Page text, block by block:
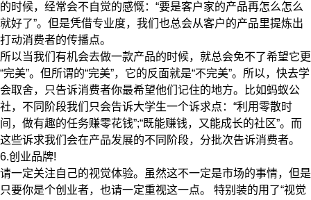
的时候，经常会不自觉的感慨：“要是客户家的产品再怎么怎么
就好了”。但是凭借专业度，我们也总会从客户的产品里提炼出
打动消费者的传播点。
所以当我们有机会去做一款产品的时候，就总会免不了希望它更
“完美”。但所谓的“完美”，它的反面就是“不完美”。所以，快去学
会取舍，只告诉消费者你最希望他们记住的地方。比如蚂蚁公
社，不同阶段我们只会告诉大学生一个诉求点：“利用零散时
间，做有趣的任务赚零花钱”;“既能赚钱，又能成长的社区”。而
这些诉求我们会在产品发展的不同阶段，分批次告诉消费者。
6.创业品牌!
请一定关注自己的视觉体验。虽然这不一定是市场的事情，但是
只要你是个创业者，也请一定重视这一点。 特别装的用了“视觉